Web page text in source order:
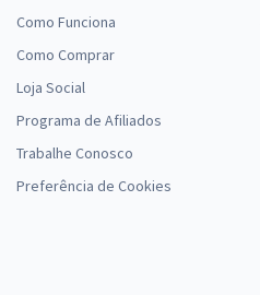
Como Funciona
Como Comprar
Loja Social
Programa de Afiliados
Trabalhe Conosco
Preferência de Cookies